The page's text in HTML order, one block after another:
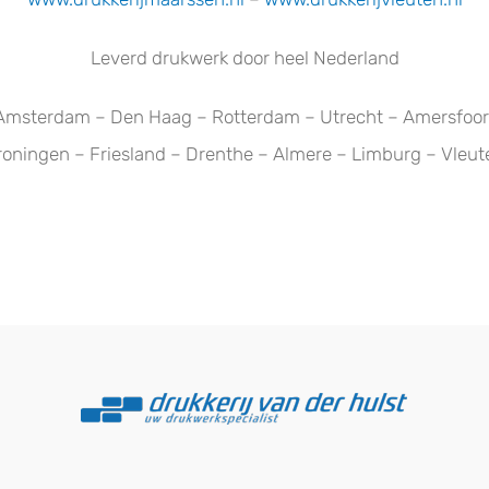
Leverd drukwerk door heel Nederland
– Den Haag – Rotterdam – Utrecht –
– Friesland – Drenthe – Almere – Limburg –